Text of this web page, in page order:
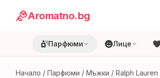
Aromatno.bg
Парфюми Лице
Начало / Парфюми / Мъжки / Ralph Lauren